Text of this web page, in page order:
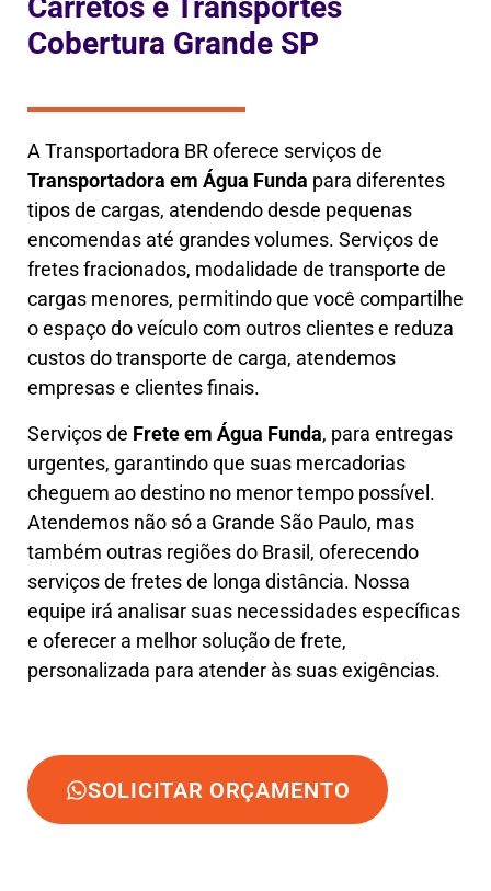
Carretos e Transportes
Cobertura Grande SP
A Transportadora BR oferece serviços de
Transportadora em Água Funda para diferentes
tipos de cargas, atendendo desde pequenas
encomendas até grandes volumes. Serviços de
fretes fracionados, modalidade de transporte de
cargas menores, permitindo que você compartilhe
o espaço do veículo com outros clientes e reduza
custos do transporte de carga, atendemos
empresas e clientes finais.
Serviços de Frete em Água Funda, para entregas
urgentes, garantindo que suas mercadorias
cheguem ao destino no menor tempo possível.
Atendemos não só a Grande São Paulo, mas
também outras regiões do Brasil, oferecendo
serviços de fretes de longa distância. Nossa
equipe irá analisar suas necessidades específicas
e oferecer a melhor solução de frete,
personalizada para atender às suas exigências.
SOLICITAR ORÇAMENTO